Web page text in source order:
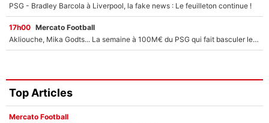
PSG - Bradley Barcola à Liverpool, la fake news : Le feuilleton continue !
17h00 Mercato Football
Akliouche, Mika Godts... La semaine à 100M€ du PSG qui fait basculer le mercato du PSG !
Top Articles
Mercato Football